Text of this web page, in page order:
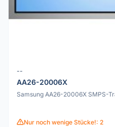
--
AA26-20006X
Samsung AA26-20006X SMPS-
Nur noch wenige Stücke!: 2